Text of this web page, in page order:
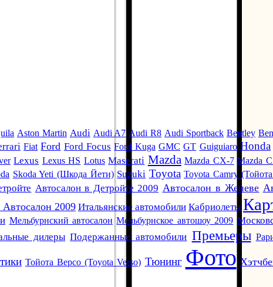
Aston Martin Audi Audi A7 Audi R8 Audi Sportback Bentley
Fiat Ford Ford Focus Ford Kuga GMC GT Guiguiaro Honda
Lexus Lexus HS Lotus Maserati Mazda Mazda CX-7 Mazda
Skoda Yeti (Шкода Йети) Suzuki Toyota Toyota Camry
Автосалон в Детройте 2009 Автосалон в Женеве
2009 Итальянские автомобили Кабриолеты
Мельбурнский автосалон Мельбурнское автошоу 2009
дилеры Подержанные автомобили Премьеры
Тойота Версо (Toyota Verso) Тюнинг Фото